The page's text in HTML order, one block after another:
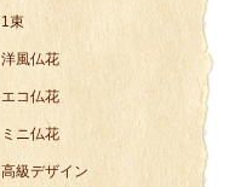
1束
洋風仏花
エコ仏花
ミニ仏花
高級デザイン